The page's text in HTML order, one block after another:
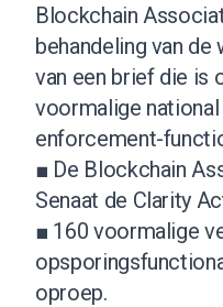
Blockchain
behandeling van
van een brief die is
voormalige
enforcement-
■ De Blockchain
Senaat de Clarity
■ 160 voormalige
oproep.